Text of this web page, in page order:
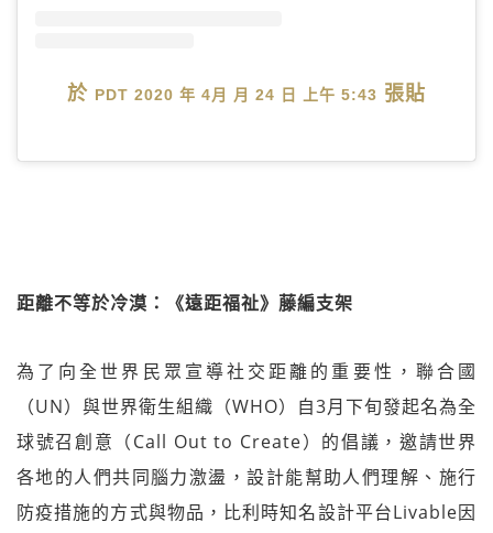
於 PDT 2020 年 4月 月 24 日 上午 5:43 張貼
距離不等於冷漠：《遠距福祉》藤編支架
為了向全世界民眾宣導社交距離的重要性，聯合國
（UN）與世界衛生組織（WHO）自3月下旬發起名為全
球號召創意（Call Out to Create）的倡議，邀請世界
各地的人們共同腦力激盪，設計能幫助人們理解、施行
防疫措施的方式與物品，比利時知名設計平台Livable因